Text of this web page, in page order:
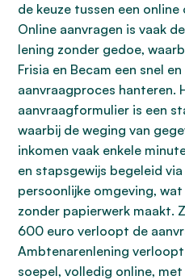
de keuze tussen een
Online aanvragen is vaak
lening zonder gedoe,
Frisia en Becam een snel
aanvraagproces hanteren.
aanvraagformulier is een
waarbij de weging van
inkomen vaak enkele
en stapsgewijs begeleid
persoonlijke omgeving,
zonder papierwerk maakt.
600 euro verloopt de
Ambtenarenlening
soepel, volledig online,